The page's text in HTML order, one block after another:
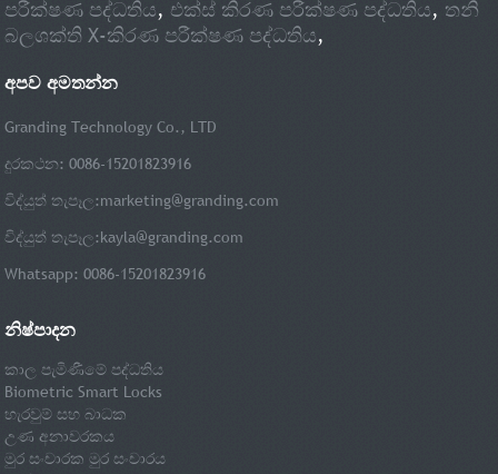
පරීක්ෂණ පද්ධතිය, එක්ස් කිරණ පරීක්ෂණ පද්ධතිය, තනි
බලශක්ති X-කිරණ පරීක්ෂණ පද්ධතිය,
අපව අමතන්න
Granding Technology Co., LTD
දුරකථන: 0086-15201823916
විද්යුත් තැපෑල:marketing@granding.com
විද්යුත් තැපෑල:kayla@granding.com
Whatsapp: 0086-15201823916
නිෂ්පාදන
කාල පැමිණීමේ පද්ධතිය
Biometric Smart Locks
හැරවුම් සහ බාධක
උණ අනාවරකය
මුර සංචාරක මුර සංචාරය